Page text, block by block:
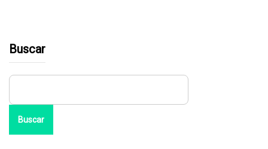
Buscar
Buscar